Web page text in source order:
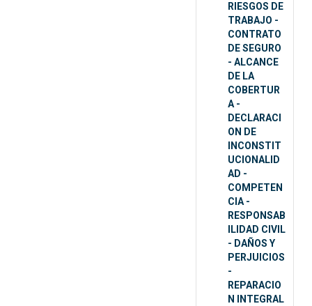
RIESGOS DE
TRABAJO -
CONTRATO
DE SEGURO
- ALCANCE
DE LA
COBERTUR
A -
DECLARACI
ON DE
INCONSTIT
UCIONALID
AD -
COMPETEN
CIA -
RESPONSAB
ILIDAD CIVIL
- DAÑOS Y
PERJUICIOS
-
REPARACIO
N INTEGRAL